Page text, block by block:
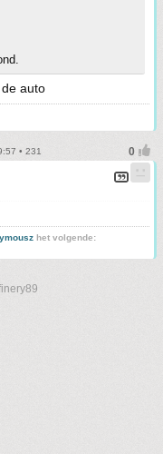
auto
• 231
het volgende: